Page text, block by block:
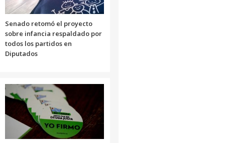
Senado retomó el proyecto
sobre infancia respaldado por
todos los partidos en
Diputados